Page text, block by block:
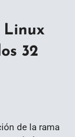
Linux
32
de la rama